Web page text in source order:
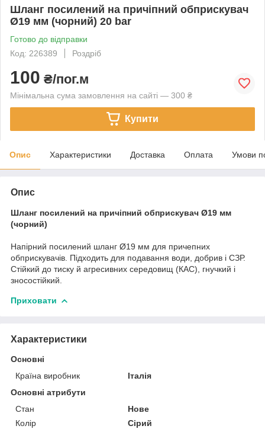
Шланг посилений на причіпний обприскувач
Ø19 мм (чорний) 20 bar
Готово до відправки
Код: 226389
Роздріб
100 ₴/пог.м
Мінімальна сума замовлення на сайті — 300 ₴
Купити
Опис Характеристики Доставка Оплата Умови
Опис
Шланг посилений на причіпний обприскувач Ø19 мм
(чорний)
Напірний посилений шланг Ø19 мм для причепних
обприскувачів. Підходить для подавання води, добрив і СЗР.
Стійкий до тиску й агресивних середовищ (КАС), гнучкий і
зносостійкий.
Приховати
Характеристики
Основні
Країна виробник
Італія
Основні атрибути
Стан
Нове
Колір
Сірий